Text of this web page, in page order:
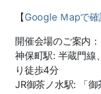
【Google Ｍapで確
開催会場のご案内：
神保町駅: 半蔵門線
り徒歩4分
JR御茶ノ水駅: 「